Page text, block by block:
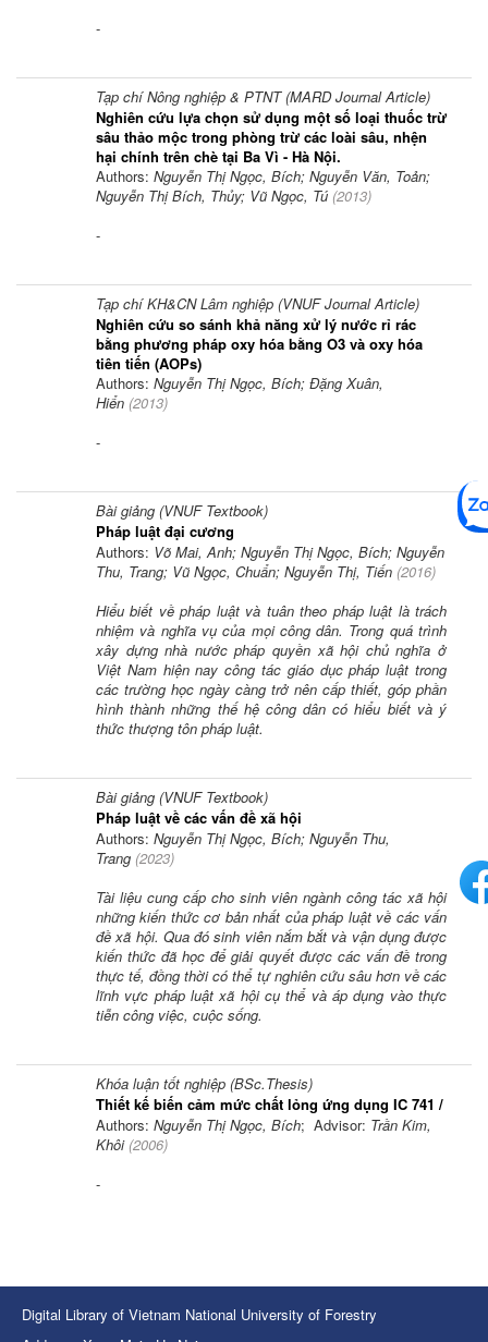
-
Tạp chí Nông nghiệp & PTNT (MARD Journal Article)
Nghiên cứu lựa chọn sử dụng một số loại thuốc trừ
sâu thảo mộc trong phòng trừ các loài sâu, nhện
hại chính trên chè tại Ba Vì - Hà Nội.
Authors: Nguyễn Thị Ngọc, Bích; Nguyễn Văn, Toản;
Nguyễn Thị Bích, Thủy; Vũ Ngọc, Tú (2013)
-
Tạp chí KH&CN Lâm nghiệp (VNUF Journal Article)
Nghiên cứu so sánh khả năng xử lý nước rỉ rác
bằng phương pháp oxy hóa bằng O3 và oxy hóa
tiên tiến (AOPs)
Authors: Nguyễn Thị Ngọc, Bích; Đặng Xuân,
Hiển (2013)
-
Bài giảng (VNUF Textbook)
Pháp luật đại cương
Authors: Võ Mai, Anh; Nguyễn Thị Ngọc, Bích; Nguyễn
Thu, Trang; Vũ Ngọc, Chuẩn; Nguyễn Thị, Tiến (2016)
Hiểu biết về pháp luật và tuân theo pháp luật là trách
nhiệm và nghĩa vụ của mọi công dân. Trong quá trình
xây dựng nhà nước pháp quyền xã hội chủ nghĩa ở
Việt Nam hiện nay công tác giáo dục pháp luật trong
các trường học ngày càng trở nên cấp thiết, góp phần
hình thành những thế hệ công dân có hiểu biết và ý
thức thượng tôn pháp luật.
Bài giảng (VNUF Textbook)
Pháp luật về các vấn đề xã hội
Authors: Nguyễn Thị Ngọc, Bích; Nguyễn Thu,
Trang (2023)
Tài liệu cung cấp cho sinh viên ngành công tác xã hội
những kiến thức cơ bản nhất của pháp luật về các vấn
đề xã hội. Qua đó sinh viên nắm bắt và vận dụng được
kiến thức đã học để giải quyết được các vấn đề trong
thực tế, đồng thời có thể tự nghiên cứu sâu hơn về các
lĩnh vực pháp luật xã hội cụ thể và áp dụng vào thực
tiễn công việc, cuộc sống.
Khóa luận tốt nghiệp (BSc.Thesis)
Thiết kế biến cảm mức chất lỏng ứng dụng IC 741 /
Authors: Nguyễn Thị Ngọc, Bích; Advisor: Trần Kim,
Khôi(2006)
-
Digital Library of Vietnam National University of Forestry